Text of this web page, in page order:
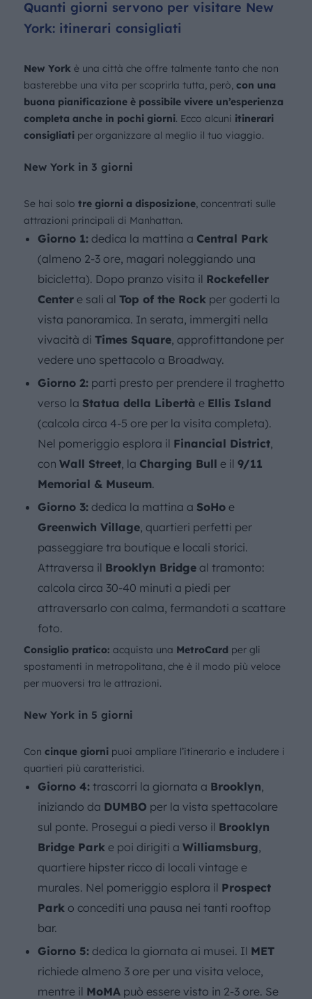
Quanti giorni servono per visitare New
York: itinerari consigliati
New York è una città che offre talmente tanto che non
basterebbe una vita per scoprirla tutta, però, con una
buona pianificazione è possibile vivere un’esperienza
completa anche in pochi giorni. Ecco alcuni itinerari
consigliatiper organizzare al meglio il tuo viaggio.
New York in 3 giorni
Se hai solo tre giorni a disposizione, concentrati sulle
attrazioni principali di Manhattan.
Giorno 1:dedica la mattina a Central Park
(almeno 2-3 ore, magari noleggiando una
bicicletta). Dopo pranzo visita il Rockefeller
Centere sali al Top of the Rockper goderti la
vista panoramica. In serata, immergiti nella
vivacità di Times Square, approfittandone per
vedere uno spettacolo a Broadway.
Giorno 2:parti presto per prendere il traghetto
verso la Statua della Libertà e Ellis Island
(calcola circa 4-5 ore per la visita completa).
Nel pomeriggio esplora il Financial District,
con Wall Street, la Charging Bull e il 9/11
Memorial & Museum.
Giorno 3:dedica la mattina a SoHoe
Greenwich Village, quartieri perfetti per
passeggiare tra boutique e locali storici.
Attraversa il Brooklyn Bridgeal tramonto:
calcola circa 30-40 minuti a piedi per
attraversarlo con calma, fermandoti a scattare
foto.
Consiglio pratico: acquista una MetroCard per gli
spostamenti in metropolitana, che è il modo più veloce
per muoversi tra le attrazioni.
New York in 5 giorni
Con cinque giornipuoi ampliare l’itinerario e includere i
quartieri più caratteristici.
Giorno 4:trascorri la giornata a Brooklyn,
iniziando da DUMBO per la vista spettacolare
sul ponte. Prosegui a piedi verso il Brooklyn
Bridge Parke poi dirigiti a Williamsburg,
quartiere hipster ricco di locali vintage e
murales. Nel pomeriggio esplora il Prospect
Parko concediti una pausa nei tanti rooftop
bar.
Giorno 5:dedica la giornata ai musei. Il MET
richiede almeno 3 ore per una visita veloce,
mentre il MoMApuò essere visto in 2-3 ore. Se